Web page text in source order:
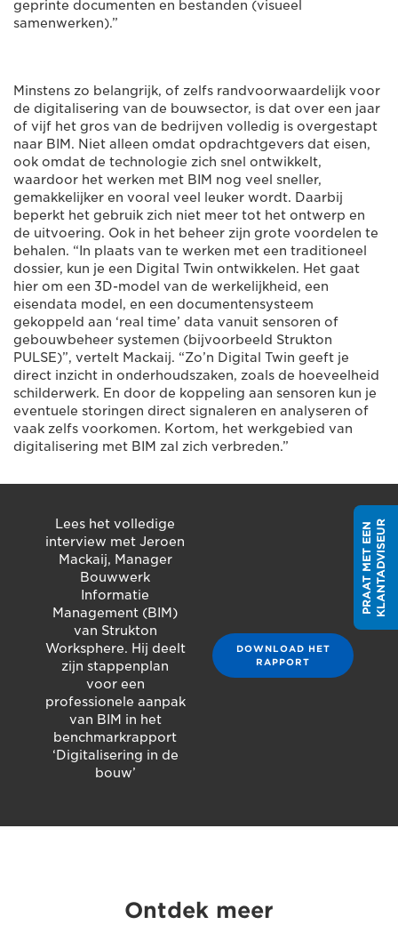
geprinte documenten en bestanden (visueel
samenwerken).”
Minstens zo belangrijk, of zelfs randvoorwaardelijk voor
de digitalisering van de bouwsector, is dat over een jaar
of vijf het gros van de bedrijven volledig is overgestapt
naar BIM. Niet alleen omdat opdrachtgevers dat eisen,
ook omdat de technologie zich snel ontwikkelt,
waardoor het werken met BIM nog veel sneller,
gemakkelijker en vooral veel leuker wordt. Daarbij
beperkt het gebruik zich niet meer tot het ontwerp en
de uitvoering. Ook in het beheer zijn grote voordelen te
behalen. “In plaats van te werken met een traditioneel
dossier, kun je een Digital Twin ontwikkelen. Het gaat
hier om een 3D-model van de werkelijkheid, een
eisendata model, en een documentensysteem
gekoppeld aan ‘real time’ data vanuit sensoren of
gebouwbeheer systemen (bijvoorbeeld Strukton
PULSE)”, vertelt Mackaij. “Zo’n Digital Twin geeft je
direct inzicht in onderhoudszaken, zoals de hoeveelheid
schilderwerk. En door de koppeling aan sensoren kun je
eventuele storingen direct signaleren en analyseren of
vaak zelfs voorkomen. Kortom, het werkgebied van
digitalisering met BIM zal zich verbreden.”
Lees het volledige
interview met Jeroen
Mackaij, Manager
Bouwwerk
Informatie
Management (BIM)
van Strukton
Worksphere. Hij deelt
zijn stappenplan
voor een
professionele aanpak
van BIM in het
benchmarkrapport
‘Digitalisering in de
bouw’
DOWNLOAD HET
RAPPORT
Ontdek meer
P
R
A
A
T
M
E
T
E
E
N
K
L
A
N
T
A
D
V
I
S
E
UR